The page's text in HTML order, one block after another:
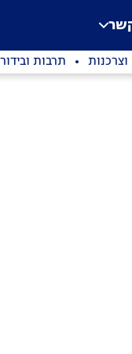
וצרכנות תרבות ובידור